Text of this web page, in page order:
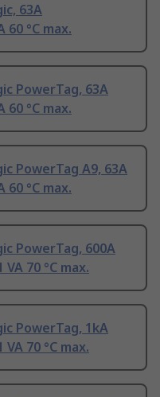
63A
°C max.
PowerTag, 63A
°C max.
PowerTag A9, 63A
°C max.
PowerTag, 600A
70 °C max.
PowerTag, 1kA
70 °C max.